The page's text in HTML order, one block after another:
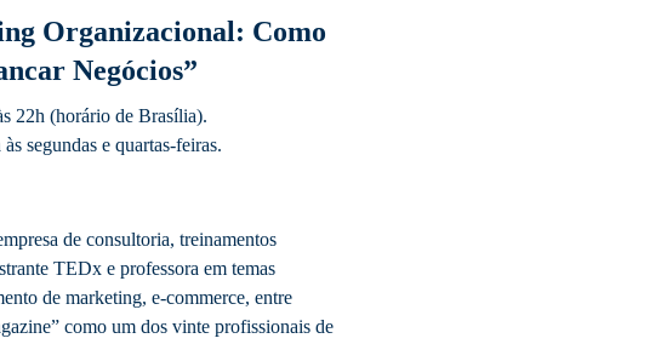
Organizacional: Como
Negócios”
22h (horário de Brasília).
segundas e quartas-feiras.
de consultoria, treinamentos
TEDx e professora em temas
de marketing, e-commerce, entre
como um dos vinte profissionais de